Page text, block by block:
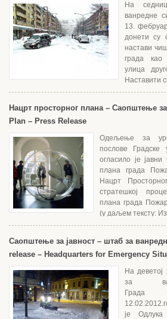
На
ванредне
13.
донети су
настави
града
улица
Наставити
Нацрт просторног плана – Саопштење за
Plan – Press Release
Одељење за
послове Градске
огласило је
плана града
Нацрт
стратешкој
плана града
(у даљем тексту:
Саопштење за јавност – штаб за
release – Headquarters for Emergency
На
за
Града
је